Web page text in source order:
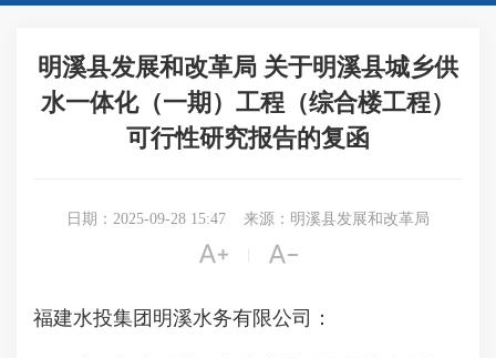
明溪县发展和改革局 关于明溪县城乡供
水一体化（一期）工程（综合楼工程）
可行性研究报告的复函
日期：2025-09-28 15:47 来源：明溪县发展和改革局
 
福建水投集团明溪水务有限公司：